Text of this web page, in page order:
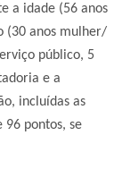
a idade (56 anos
(30 anos mulher/
público, 5
e a
incluídas as
96 pontos, se